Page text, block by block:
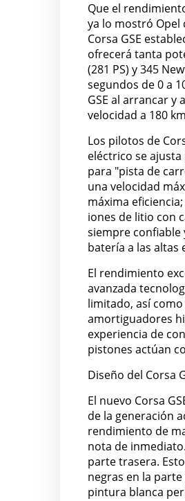
Que el
ya lo mostró Opel
Corsa GSE
ofrecerá tanta
(281 PS) y 345
segundos de 0 a
GSE al arrancar
velocidad a 180
Los pilotos de
eléctrico se
para "pista de
una velocidad
máxima
iones de litio con
siempre confiable
batería a las altas
El rendimiento
avanzada
limitado, así
amortiguadores
experiencia de
pistones actúan
Diseño del Corsa
El nuevo Corsa
de la generación
rendimiento de
nota de
parte trasera.
negras en la
pintura blanca